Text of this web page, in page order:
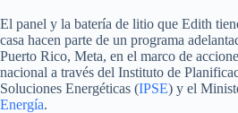
El panel y la batería de litio que Edith
casa hacen parte de un programa
Puerto Rico, Meta, en el marco de
nacional a través del Instituto de
Soluciones Energéticas (IPSE) y el
Energía.